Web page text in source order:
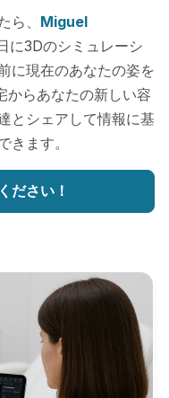
ら、 Miguel
に3Dのシミュレーシ
に現在のあなたの姿を
からあなたの新しい容
とシェアして情報に基
きます。
ださい！